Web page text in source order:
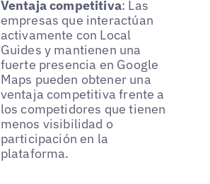
Ventaja competitiva: Las
empresas que interactúan
activamente con Local
Guides y mantienen una
fuerte presencia en Google
Maps pueden obtener una
ventaja competitiva frente a
los competidores que tienen
menos visibilidad o
participación en la
plataforma.